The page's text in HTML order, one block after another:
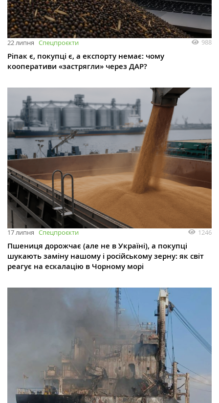
22 липня Спецпроєкти 988
Ріпак є, покупці є, а експорту немає: чому
кооперативи «застрягли» через ДАР?
17 липня Спецпроєкти 1246
Пшениця дорожчає (але не в Україні), а покупці
шукають заміну нашому і російському зерну: як світ
реагує на ескалацію в Чорному морі